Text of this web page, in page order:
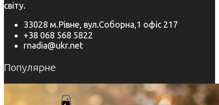
світу.
33028 м.Рівне, вул.Соборна,1 офіс 217
+38 068 568 5822
rnadia@ukr.net
Популярне